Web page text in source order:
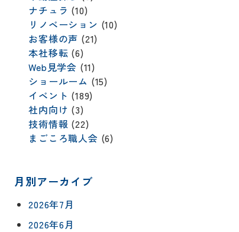
ナチュラ (10)
リノベーション (10)
お客様の声 (21)
本社移転 (6)
Web見学会 (11)
ショールーム (15)
イベント (189)
社内向け (3)
技術情報 (22)
まごころ職人会 (6)
月別アーカイブ
2026年7月
2026年6月